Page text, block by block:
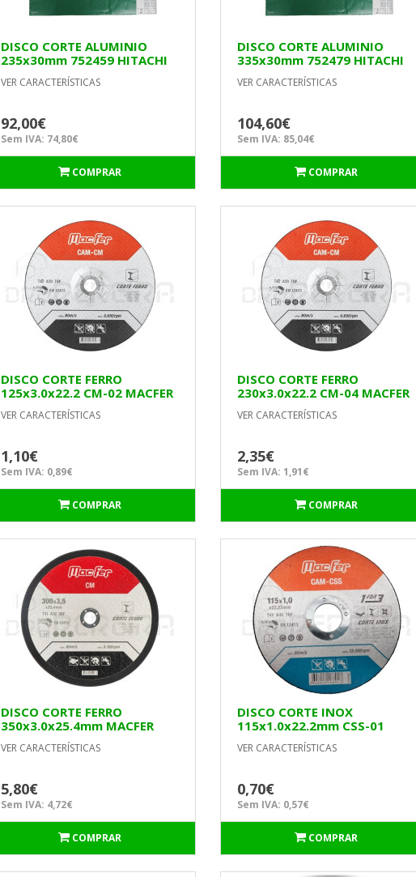
DISCO CORTE ALUMINIO
235x30mm 752459 HITACHI
VER CARACTERÍSTICAS
92,00€
Sem IVA: 74,80€
COMPRAR
DISCO CORTE ALUMINIO
335x30mm 752479 HITACHI
VER CARACTERÍSTICAS
104,60€
Sem IVA: 85,04€
COMPRAR
DISCO CORTE FERRO
125x3.0x22.2 CM-02 MACFER
VER CARACTERÍSTICAS
1,10€
Sem IVA: 0,89€
COMPRAR
DISCO CORTE FERRO
230x3.0x22.2 CM-04 MACFER
VER CARACTERÍSTICAS
2,35€
Sem IVA: 1,91€
COMPRAR
DISCO CORTE FERRO
350x3.0x25.4mm MACFER
VER CARACTERÍSTICAS
5,80€
Sem IVA: 4,72€
COMPRAR
DISCO CORTE INOX
115x1.0x22.2mm CSS-01
VER CARACTERÍSTICAS
0,70€
Sem IVA: 0,57€
COMPRAR